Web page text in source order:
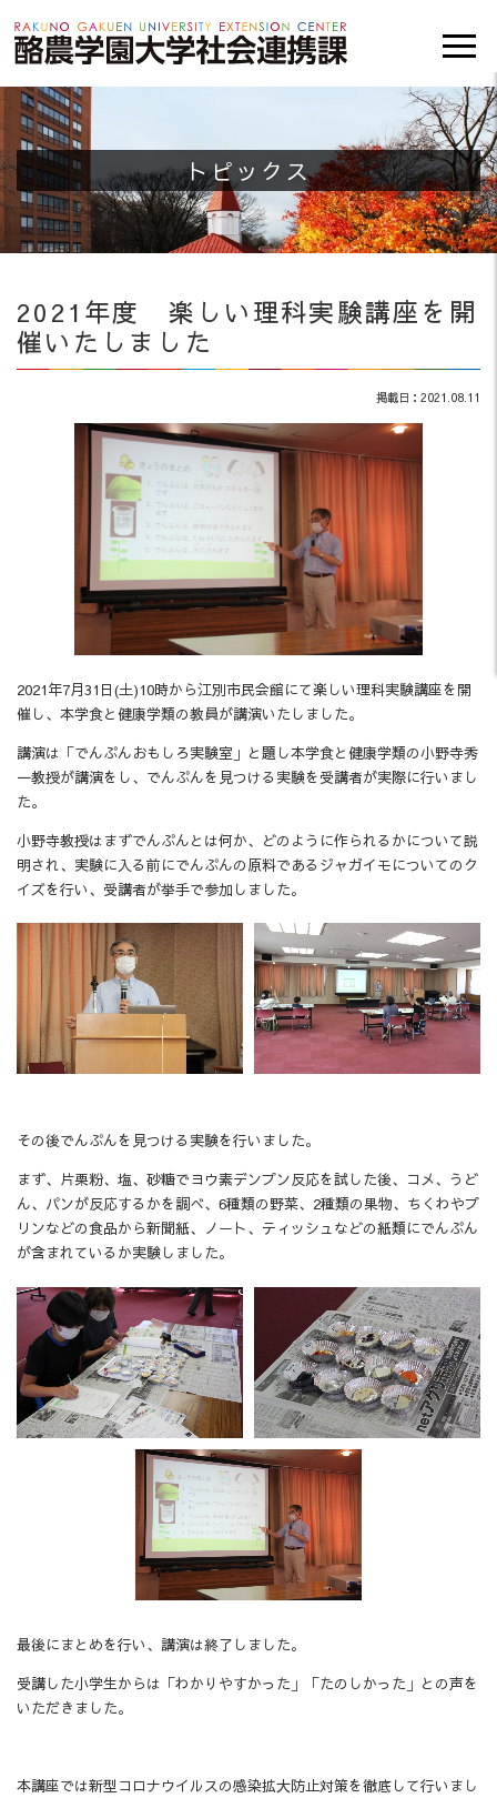
トピックス
2021年度 楽しい理科実験講座を開
催いたしました
掲載日：2021.08.11
2021年7月31日(土)10時から江別市民会館にて楽しい理科実験講座を開
催し、本学食と健康学類の教員が講演いたしました。
講演は「でんぷんおもしろ実験室」と題し本学食と健康学類の小野寺秀
一教授が講演をし、でんぷんを見つける実験を受講者が実際に行いまし
た。
小野寺教授はまずでんぷんとは何か、どのように作られるかについて説
明され、実験に入る前にでんぷんの原料であるジャガイモについてのク
イズを行い、受講者が挙手で参加しました。
その後でんぷんを見つける実験を行いました。
まず、片栗粉、塩、砂糖でヨウ素デンプン反応を試した後、コメ、うど
ん、パンが反応するかを調べ、6種類の野菜、2種類の果物、ちくわやプ
リンなどの食品から新聞紙、ノート、ティッシュなどの紙類にでんぷん
が含まれているか実験しました。
最後にまとめを行い、講演は終了しました。
受講した小学生からは「わかりやすかった」「たのしかった」との声を
いただきました。
本講座では新型コロナウイルスの感染拡大防止対策を徹底して行いまし